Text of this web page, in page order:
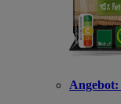
Angebot: